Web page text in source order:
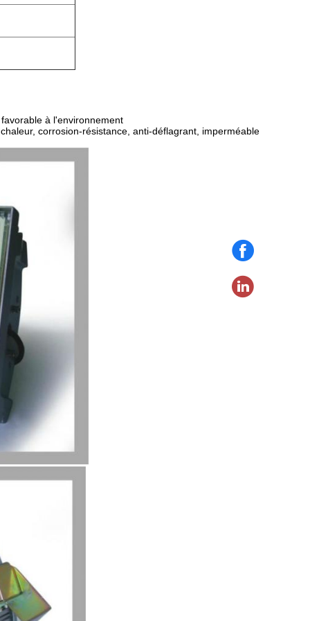
à l'environnement
corrosion-résistance, anti-déflagrant, imperméable